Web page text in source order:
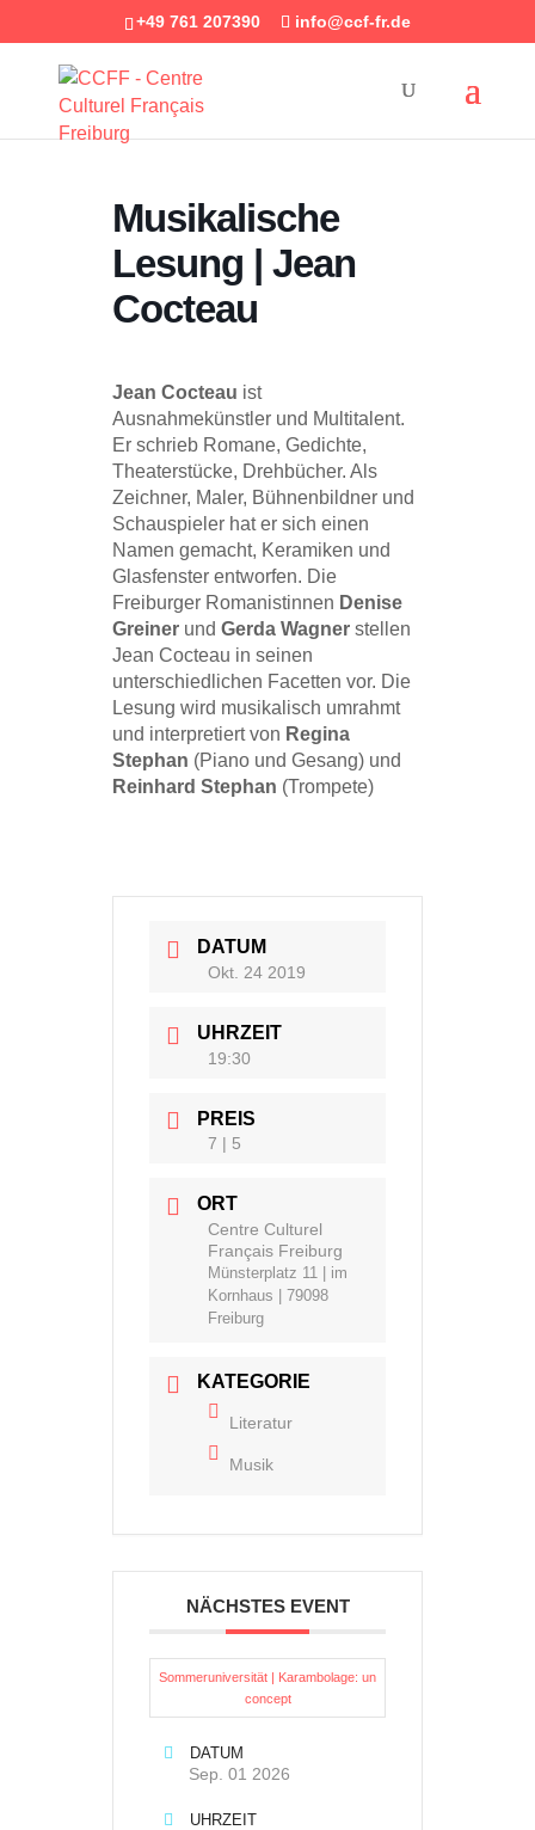
+49 761 207390 info@ccf-fr.de
Musikalische
Lesung | Jean
Cocteau
Jean Cocteau ist
Ausnahmekünstler und Multitalent.
Er schrieb Romane, Gedichte,
Theaterstücke, Drehbücher. Als
Zeichner, Maler, Bühnenbildner und
Schauspieler hat er sich einen
Namen gemacht, Keramiken und
Glasfenster entworfen. Die
Freiburger Romanistinnen Denise
Greiner und Gerda Wagner stellen
Jean Cocteau in seinen
unterschiedlichen Facetten vor. Die
Lesung wird musikalisch umrahmt
und interpretiert von Regina
Stephan (Piano und Gesang) und
Reinhard Stephan (Trompete)
DATUM
Okt. 24 2019
UHRZEIT
19:30
PREIS
7 | 5
ORT
Centre Culturel
Français Freiburg
Münsterplatz 11 | im
Kornhaus | 79098
Freiburg
KATEGORIE
Literatur
Musik
NÄCHSTES EVENT
Sommeruniversität | Karambolage: un
concept
DATUM
Sep. 01 2026
UHRZEIT